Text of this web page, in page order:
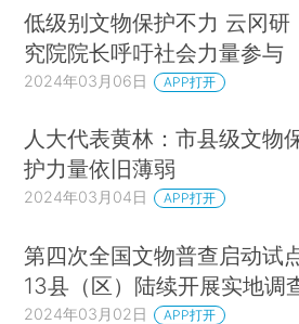
低级别文物保护不力 云冈研
究院院长呼吁社会力量参与
2024年03月06日 APP打开
人大代表黄林：市县级文物
护力量依旧薄弱
2024年03月04日 APP打开
第四次全国文物普查启动试
13县（区）陆续开展实地调
2024年03月02日 APP打开